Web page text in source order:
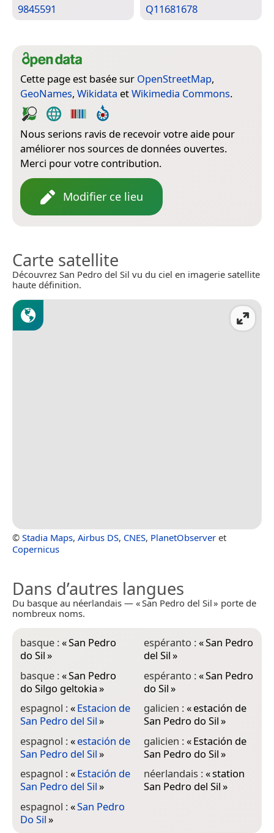
9845591
Q11681678
Cette page est basée sur OpenStreetMap,
GeoNames, Wikidata etWikimedia Commons.
Nous serions ravis de recevoir votre aide pour
améliorer nos sources de données ouvertes.
Merci pour votre contribution.
Modifier ce lieu
Carte satellite
Découvrez San Pedro del Sil vu du ciel en imagerie satellite
haute définition.
© Stadia Maps, Airbus DS, CNES, PlanetObserver et
Copernicus
Dans d’autres langues
Du basque au néerlandais — « San Pedro del Sil » porte de
nombreux noms.
basque :«San Pedro
do Sil»
basque :«San Pedro
do Silgo geltokia»
espagnol :«Estacion de
San Pedro del Sil»
espagnol :«estación de
San Pedro del Sil»
espagnol :«Estación de
San Pedro del Sil»
espagnol :«San Pedro
Do Sil»
espéranto :«San Pedro
del Sil»
espéranto :«San Pedro
do Sil»
galicien :«estación de
San Pedro do Sil»
galicien :«Estación de
San Pedro do Sil»
néerlandais :«station
San Pedro del Sil»